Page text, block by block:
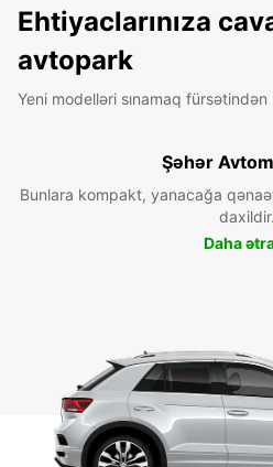
Ehtiyaclarınıza
avtopark
Yeni modelləri sınamaq
Şəhər
Bunlara kompakt, yanacağa
daxildir.
Daha